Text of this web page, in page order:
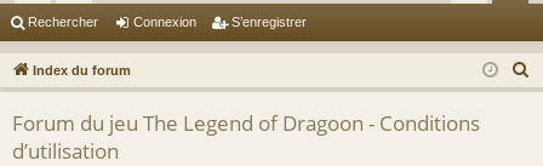
cc
ès
ra
pi
or
u
m
s
ne
xi
on
nr
eg
Rechercher Connexion S’enregistrer
Index du forum
e
Forum du jeu The Legend of Dragoon - Conditions
d’utilisation